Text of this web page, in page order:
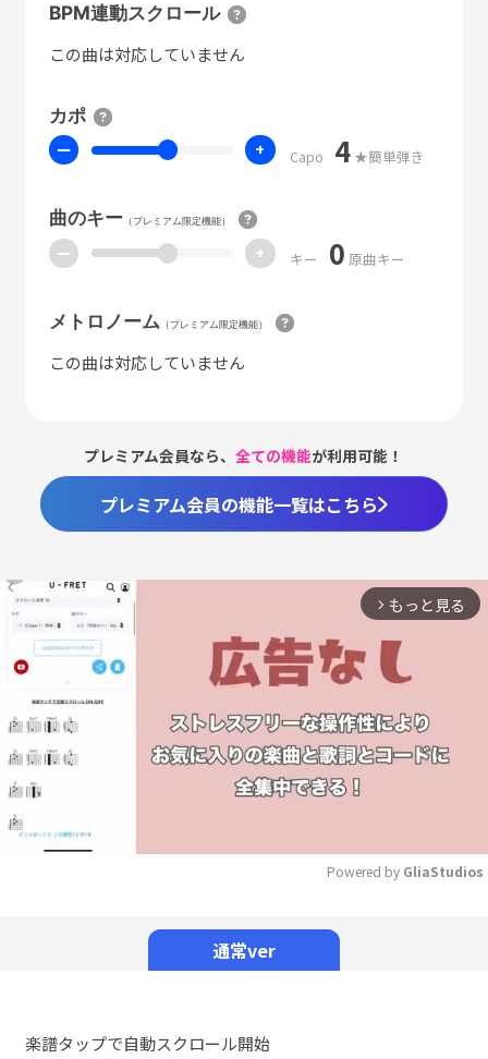
BPM連動スクロール
この曲は対応していません
カポ
ー + Capo 4 ★簡単弾き
曲のキー（プレミアム限定機能）
ー + キー 0 原曲キー
メトロノーム （プレミアム限定機能）
この曲は対応していません
プレミアム会員なら、全ての機能が利用可能！
プレミアム会員の機能一覧はこちら
arrow_forward_ios もっと見る
Powered by GliaStudios
通常ver
楽譜タップで自動スクロール開始